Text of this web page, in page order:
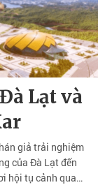
Lạt và
giả trải nghiệm
của Đà Lạt đến
hội tụ cảnh quan